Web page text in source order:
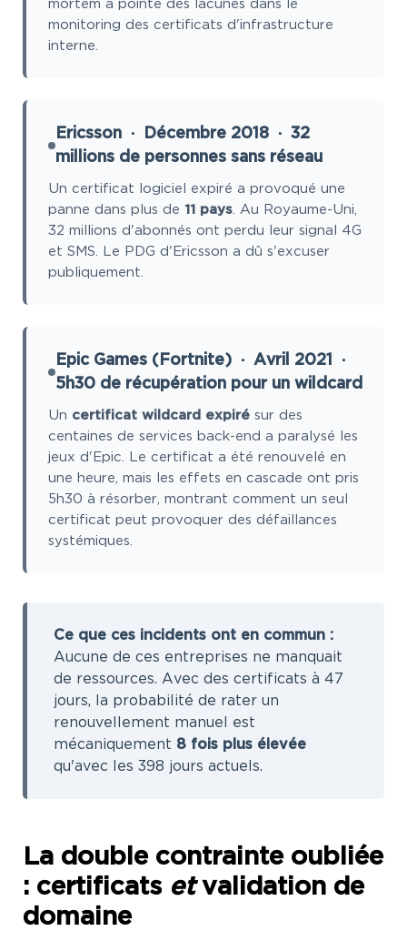
mortem a pointé des lacunes dans le
monitoring des certificats d'infrastructure
interne.
Ericsson · Décembre 2018 · 32
millions de personnes sans réseau
Un certificat logiciel expiré a provoqué une
panne dans plus de 11 pays . Au Royaume-Uni,
32 millions d'abonnés ont perdu leur signal 4G
et SMS. Le PDG d'Ericsson a dû s'excuser
publiquement.
Epic Games (Fortnite) · Avril 2021 ·
5h30 de récupération pour un wildcard
Un certificat wildcard expiré sur des
centaines de services back-end a paralysé les
jeux d'Epic. Le certificat a été renouvelé en
une heure, mais les effets en cascade ont pris
5h30 à résorber, montrant comment un seul
certificat peut provoquer des défaillances
systémiques.
Ce que ces incidents ont en commun :
Aucune de ces entreprises ne manquait
de ressources. Avec des certificats à 47
jours, la probabilité de rater un
renouvellement manuel est
mécaniquement 8 fois plus élevée
qu'avec les 398 jours actuels.
La double contrainte oubliée
: certificats etvalidation de
domaine